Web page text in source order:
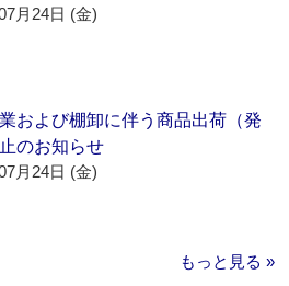
月24日 (金)
および棚卸に伴う商品出荷（発
のお知らせ
月24日 (金)
もっと見る »